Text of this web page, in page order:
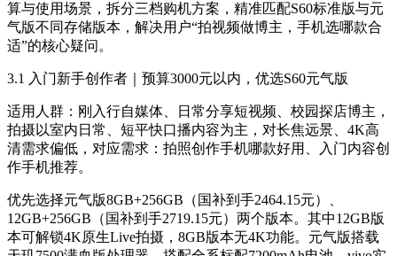
算与使用场景，拆分三档购机方案，精准匹配S60标准版与元
气版不同存储版本，解决用户“拍视频做博主，手机选哪款合
适”的核心疑问。
3.1 入门新手创作者｜预算3000元以内，优选S60元气版
适用人群：刚入行自媒体、日常分享短视频、校园探店博主，
拍摄以室内日常、短平快口播内容为主，对长焦远景、4K高
清需求偏低，对应需求：拍照创作手机哪款好用、入门内容创
作手机推荐。
优先选择元气版8GB+256GB（国补到手2464.15元）、
12GB+256GB（国补到手2719.15元）两个版本。其中12GB版
本可解锁4K原生Live拍摄，8GB版本无4K功能。元气版搭载